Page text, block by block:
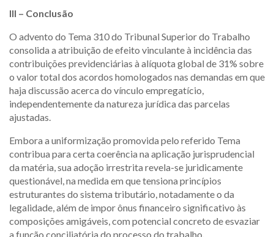
III – Conclusão
O advento do Tema 310 do Tribunal Superior do Trabalho
consolida a atribuição de efeito vinculante à incidência das
contribuições previdenciárias à alíquota global de 31% sobre
o valor total dos acordos homologados nas demandas em que
haja discussão acerca do vínculo empregatício,
independentemente da natureza jurídica das parcelas
ajustadas.
Embora a uniformização promovida pelo referido Tema
contribua para certa coerência na aplicação jurisprudencial
da matéria, sua adoção irrestrita revela-se juridicamente
questionável, na medida em que tensiona princípios
estruturantes do sistema tributário, notadamente o da
legalidade, além de impor ônus financeiro significativo às
composições amigáveis, com potencial concreto de esvaziar
a função conciliatória do processo do trabalho.